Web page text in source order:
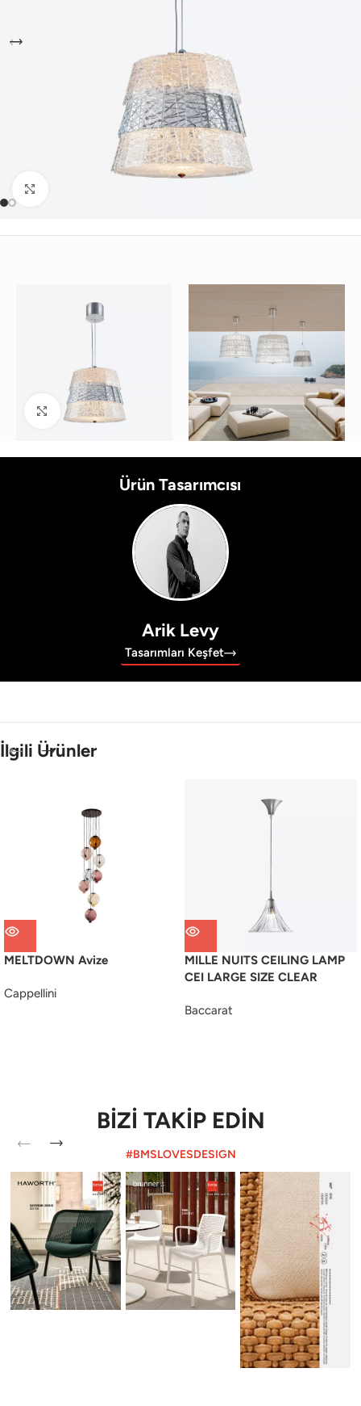
Büyütmek için tıklayın
Ürün Tasarımcısı
Arik Levy
Tasarımları Keşfet
İlgili Ürünler
MELTDOWN Avize
Cappellini
MILLE NUITS CEILING LAMP
CEI LARGE SIZE CLEAR
Baccarat
BİZİ TAKİP EDİN
#BMSLOVESDESIGN